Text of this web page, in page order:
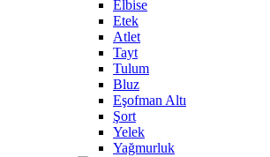
Elbise
Etek
Atlet
Tayt
Tulum
Bluz
Eşofman Altı
Şort
Yelek
Yağmurluk